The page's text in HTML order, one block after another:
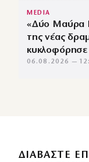
MEDIA
«Δύο Μαύρα
της νέας
κυκλοφόρησε
06.08.2026 —
ΔΙΑΒΑΣΤΕ